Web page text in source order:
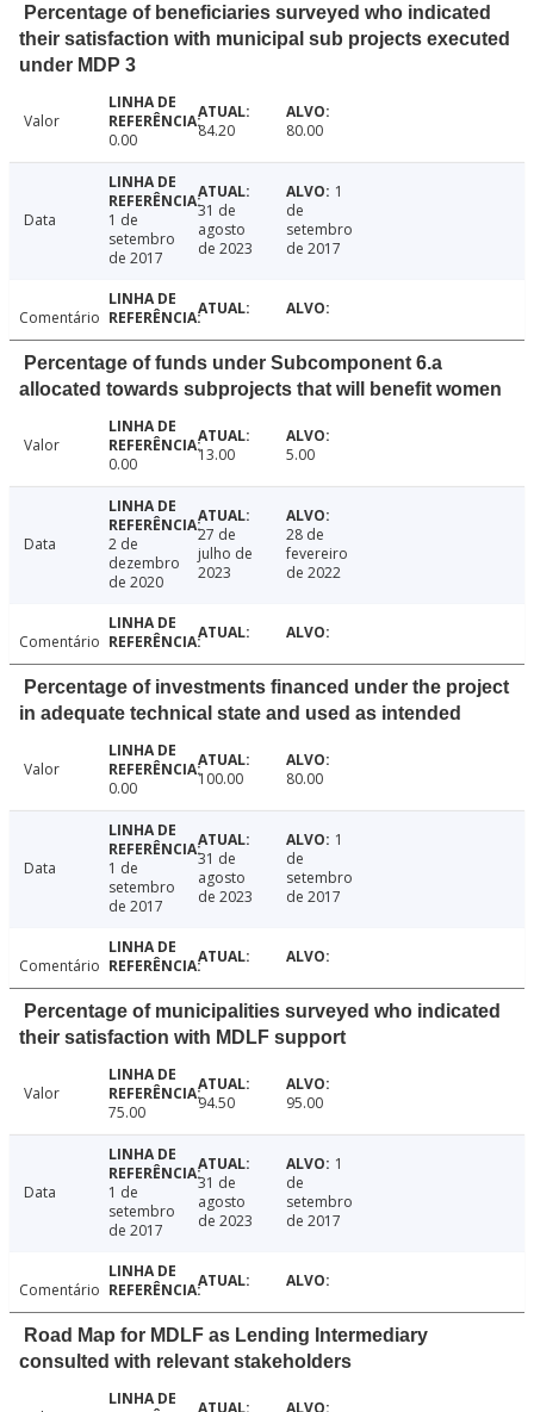
Percentage of beneficiaries surveyed who indicated
their satisfaction with municipal sub projects executed
under MDP 3
Valor
0.00
84.20 80.00
Data
1 de
setembro
de 2017
31 de
agosto
de 2023
1
de
setembro
de 2017
Comentário
Percentage of funds under Subcomponent 6.a
allocated towards subprojects that will benefit women
Valor
0.00
13.00 5.00
Data
2 de
dezembro
de 2020
27 de
julho de
2023
28 de
fevereiro
de 2022
Comentário
Percentage of investments financed under the project
in adequate technical state and used as intended
Valor
0.00
100.00 80.00
Data
1 de
setembro
de 2017
31 de
agosto
de 2023
1
de
setembro
de 2017
Comentário
Percentage of municipalities surveyed who indicated
their satisfaction with MDLF support
Valor
75.00
94.50 95.00
Data
1 de
setembro
de 2017
31 de
agosto
de 2023
1
de
setembro
de 2017
Comentário
Road Map for MDLF as Lending Intermediary
consulted with relevant stakeholders